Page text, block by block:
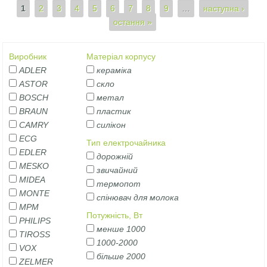
ТЕРМОПОТ ADLER AD 4538
Сторінки
1 2 3 4 5 6 7 8 9
наступна ›
остання »
Виробник
ADLER
ASTOR
BOSCH
BRAUN
CAMRY
ECG
EDLER
MESKO
MIDEA
MONTE
MPM
PHILIPS
TIROSS
VOX
ZELMER
Матеріал корпусу
кераміка
скло
метал
пластик
силікон
Тип електрочайника
дорожній
звичайний
термопот
спінювач для молока
Потужність, Вт
менше 1000
1000-2000
більше 2000